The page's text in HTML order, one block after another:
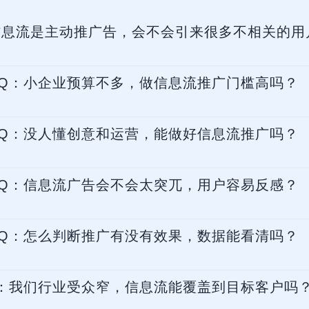
流是主动推广告，会不会引来很多不相关的用
：小企业预算不多，做信息流推广门槛高吗？
：没人懂创意和运营，能做好信息流推广吗？
：信息流广告会不会太突兀，用户容易反感？
：怎么判断推广有没有效果，数据能看清吗？
我们行业受众窄，信息流能覆盖到目标客户吗